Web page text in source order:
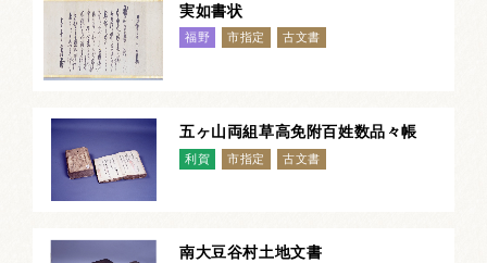
実如書状
福野 市指定 古文書
五ヶ山両組草高免附百姓数品々帳
利賀 市指定 古文書
南大豆谷村土地文書